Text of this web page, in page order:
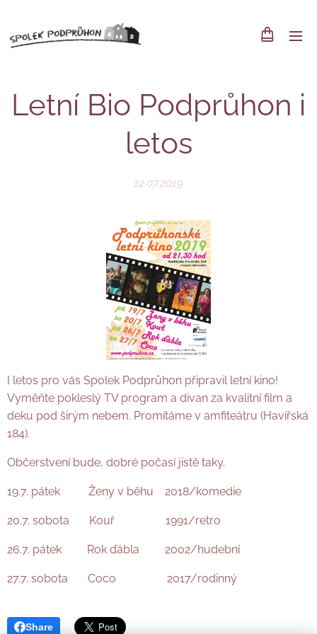
Letní Bio Podprůhon i
letos
12.07.2019
I letos pro vás Spolek Podprůhon připravil letní kino!
Vyměňte pokleslý TV program a divan za kvalitní film a
deku pod širým nebem. Promítáme v amfiteátru (Havířská
184).
Občerstvení bude, dobré počasí jistě taky.
19.7. pátek Ženy v běhu 2018/komedie
20.7. sobota Kouř 1991/retro
26.7. pátek Rok ďábla 2002/hudební
27.7. sobota Coco 2017/rodinný
Share